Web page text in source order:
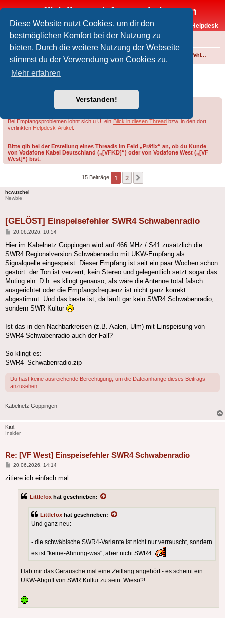
Diese Website nutzt Cookies, um dir den
bestmöglichen Komfort bei der Nutzung zu
bieten. Durch die weitere Nutzung der Webseite
stimmst du der Verwendung von Cookies zu.
Mehr erfahren
Verstanden!
Inoffizielles Vodafone-Kabel-Forum
Vodafone-Kabel-Helpdesk
FAQ
Foren-Übersicht Einspeisefehler und überregionale Störungen
[GELÖST] Einspeisefehler SWR4
Bei Empfangsproblemen lohnt sich u.U. ein Blick in diesen Thread bzw. in den dort
verlinkten Helpdesk-Artikel
Bitte gib bei der Erstellung eines Threads im Feld „Präfix“ an, ob du Kunde
von Vodafone Kabel Deutschland („[VFKD]“) oder von Vodafone West („[VF
West]“) bist.
15 Beiträge 1 2
hcwuschel
Newbie
[GELÖST] Einspeisefehler SWR4 Schwabenradio
Beitrag
20.06.2026, 10:54
Hier im Kabelnetz Göppingen wird auf 466 MHz / S41 zusätzlich die
SWR4 Regionalversion Schwabenradio mit UKW-Empfang als
Signalquelle eingespeist. Dieser Empfang ist seit ein paar Wochen schon
gestört: der Ton ist verzerrt, kein Stereo und gelegentlich setzt sogar das
Muting ein. D.h. es klingt genauso, als wäre die Antenne total falsch
ausgerichtet oder die Empfangsfrequenz ist nicht ganz korrekt
abgestimmt. Und das beste ist, da läuft gar kein SWR4 Schwabenradio,
sondern SWR Kultur
Ist das in den Nachbarkreisen (z.B. Aalen, Ulm) mit Einspeisung von
SWR4 Schwabenradio auch der Fall?
So klingt es:
SWR4_Schwabenradio.zip
Du hast keine ausreichende Berechtigung, um die Dateianhänge dieses Beitrags
anzusehen.
Kabelnetz Göppingen
Karl.
Insider
Re: [VF West] Einspeisefehler SWR4 Schwabenradio
Beitrag
20.06.2026, 14:14
zitiere ich einfach mal
Littlefox hat geschrieben:
Littlefox hat geschrieben:
Und ganz neu:
- die schwäbische SWR4-Variante ist nicht nur verrauscht, sondern
es ist "keine-Ahnung-was", aber nicht SWR4
Hab mir das Gerausche mal eine Zeitlang angehört - es scheint ein
UKW-Abgriff von SWR Kultur zu sein. Wieso?!